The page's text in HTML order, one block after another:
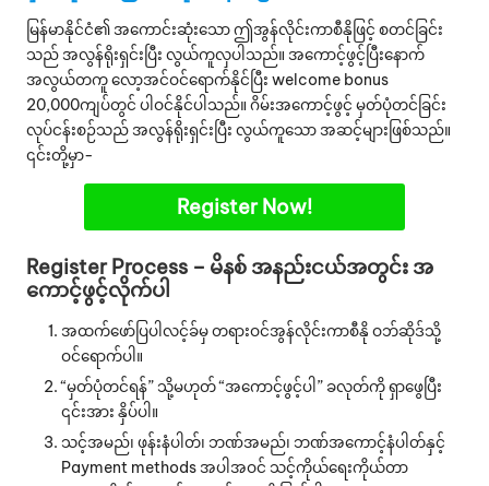
မြန်မာနိုင်ငံ၏ အကောင်းဆုံးသော ဤအွန်လိုင်းကာစီနိုဖြင့် စတင်ခြင်း
သည် အလွန်ရိုးရှင်းပြီး လွယ်ကူလှပါသည်။ အကောင့်ဖွင့်ပြီးနောက်
အလွယ်တကူ လော့အင်ဝင်ရောက်နိုင်ပြီး welcome bonus
20,000ကျပ်တွင် ပါဝင်နိုင်ပါသည်။ ဂိမ်းအကောင့်ဖွင့် မှတ်ပုံတင်ခြင်း
လုပ်ငန်းစဉ်သည် အလွန်ရိုးရှင်းပြီး လွယ်ကူသော အဆင့်များဖြစ်သည်။
၎င်းတို့မှာ-
Register Now!
Register Process – မိနစ် အနည်းငယ်အတွင်း အ
ကောင့်ဖွင့်လိုက်ပါ
အထက်ဖော်ပြပါလင့်ခ်မှ တရားဝင်အွန်လိုင်းကာစီနို ဝဘ်ဆိုဒ်သို့
ဝင်ရောက်ပါ။
“မှတ်ပုံတင်ရန်” သို့မဟုတ် “အကောင့်ဖွင့်ပါ” ခလုတ်ကို ရှာဖွေပြီး
၎င်းအား နှိပ်ပါ။
သင့်အမည်၊ ဖုန်းနံပါတ်၊ ဘဏ်အမည်၊ ဘဏ်အကောင့်နံပါတ်နှင့်
Payment methods အပါအဝင် သင့်ကိုယ်ရေးကိုယ်တာ